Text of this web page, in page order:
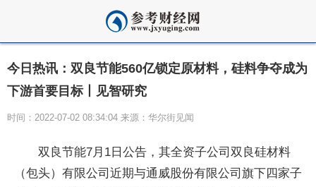
今日热讯：双良节能560亿锁定原材料，硅料争夺成为
下游首要目标丨见智研究
时间：2022-07-02 08:34:04 来源：华尔街见闻
双良节能7月1日公告，其全资子公司双良硅材料
（包头）有限公司近期与通威股份有限公司旗下四家子